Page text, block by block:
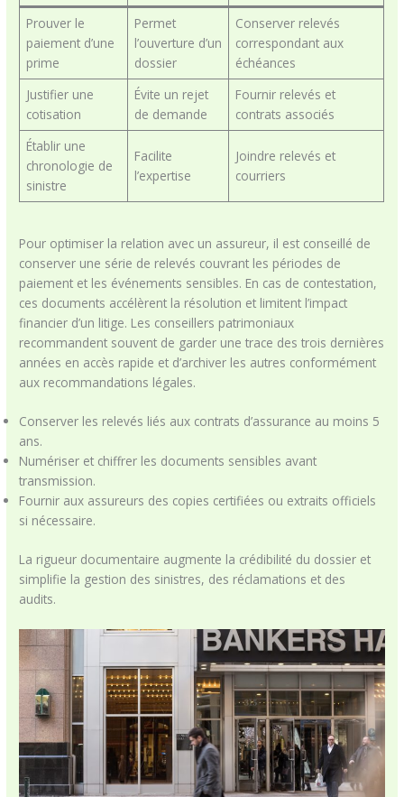
Prouver le
paiement d’une
prime
Permet
l’ouverture d’un
dossier
Conserver relevés
correspondant aux
échéances
Justifier une
cotisation
Évite un rejet
de demande
Fournir relevés et
contrats associés
Établir une
chronologie de
sinistre
Facilite
l’expertise
Joindre relevés et
courriers
Pour optimiser la relation avec un assureur, il est conseillé de
conserver une série de relevés couvrant les périodes de
paiement et les événements sensibles. En cas de contestation,
ces documents accélèrent la résolution et limitent l’impact
financier d’un litige. Les conseillers patrimoniaux
recommandent souvent de garder une trace des trois dernières
années en accès rapide et d’archiver les autres conformément
aux recommandations légales.
Conserver les relevés liés aux contrats d’assurance au moins 5
ans.
Numériser et chiffrer les documents sensibles avant
transmission.
Fournir aux assureurs des copies certifiées ou extraits officiels
si nécessaire.
La rigueur documentaire augmente la crédibilité du dossier et
simplifie la gestion des sinistres, des réclamations et des
audits.